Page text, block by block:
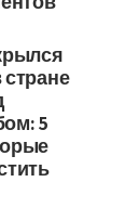
5